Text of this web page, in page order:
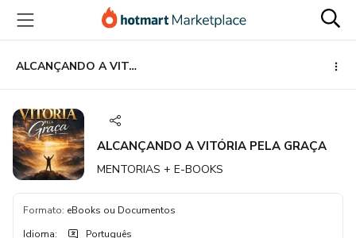
para
conteúdo
principal
para
pagamento
para
rodapé
ALCANÇANDO A VITÓRIA PELA GRAÇA
ALCANÇANDO A VITÓRIA PELA GRAÇA
MENTORIAS + E-BOOKS
Formato: eBooks ou Documentos
Idioma: Português